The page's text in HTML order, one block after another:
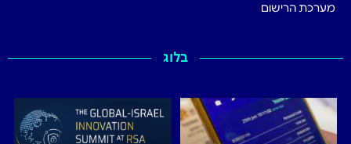
מערכת הרישום
בלוג